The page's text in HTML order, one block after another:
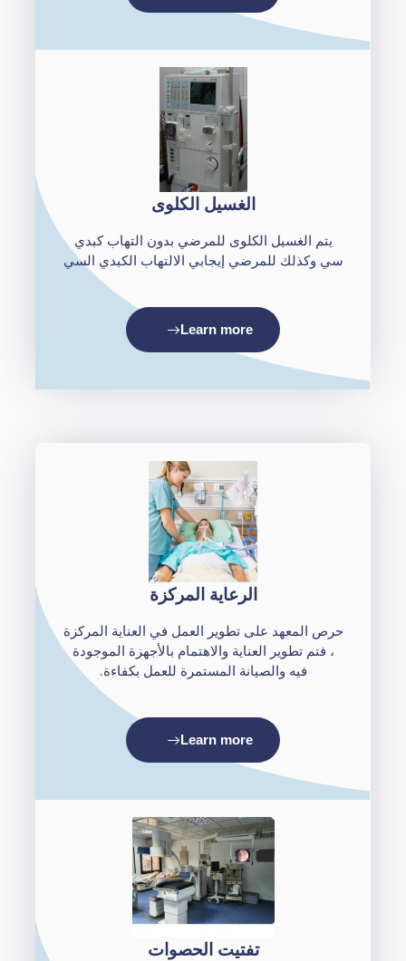
الغسيل الكلوى
يتم الغسيل الكلوى للمرضي بدون التهاب كبدي
سي وكذلك للمرضي إيجابي الالتهاب الكبدي السي
Learn more
الرعاية المركزة
حرص المعهد على تطوير العمل في العناية المركزة
، فتم تطوير العناية والاهتمام بالأجهزة الموجودة
فيه والصيانة المستمرة للعمل بكفاءة.
Learn more
تفتيت الحصوات